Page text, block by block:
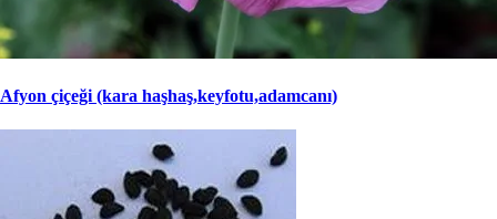
Afyon çiçeği (kara haşhaş,keyfotu,adamcanı)